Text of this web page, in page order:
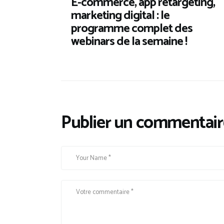
marketing digital : le
programme complet des
webinars de la semaine !
Publier un